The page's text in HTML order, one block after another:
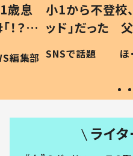
歳息
？」
編集部
小1から不登校
ッド」だった
作り続ける理
#令和の子
SNSで話題 ほ
ライタ